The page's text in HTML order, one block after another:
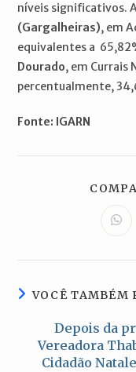
níveis significativos.
(Gargalheiras), em
equivalentes a
Dourado, em Currais
percentualmente,
Fonte: IGARN
Abre
em
VOCÊ TAMBÉM
Depois da
Vereadora
Cidadão